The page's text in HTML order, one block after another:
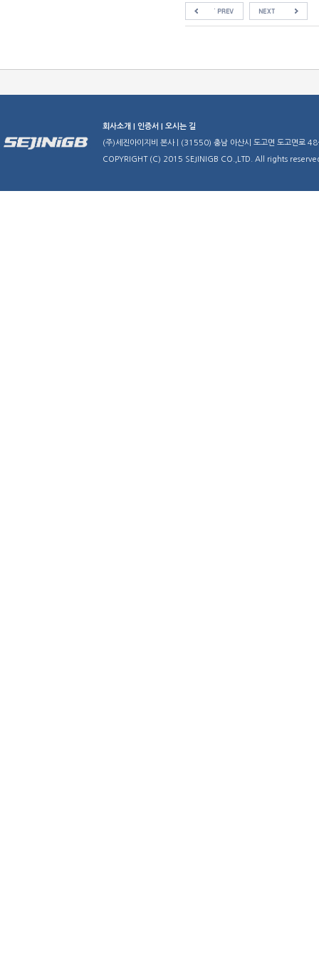
회사소개 | 인증서 | 오시는 길
(주)세진아이지비 본사 | (31550) 충남 아산시 도고면 도고
COPYRIGHT (C) 2015 SEJINIGB CO.,LTD. All rights